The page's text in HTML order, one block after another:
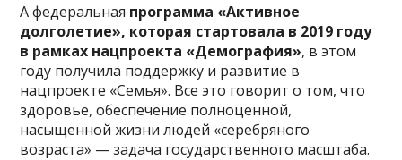
А федеральная программа «Активное
долголетие», которая стартовала в 2019 году
в рамках нацпроекта «Демография», в этом
году получила поддержку и развитие в
нацпроекте «Семья». Все это говорит о том, что
здоровье, обеспечение полноценной,
насыщенной жизни людей «серебряного
возраста» — задача государственного масштаба.